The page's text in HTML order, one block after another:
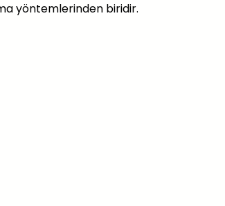
yöntemlerinden biridir.